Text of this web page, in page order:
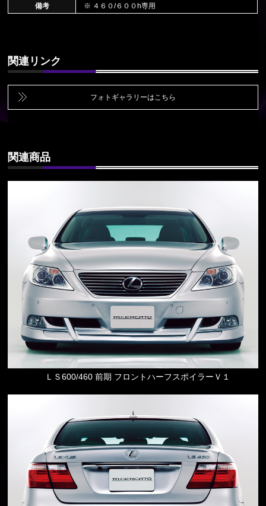
備考
※ ４６０/６００h専用
関連リンク
フォトギャラリーはこちら
関連商品
ＬＳ600/460 前期 フロントハーフスポイラーＶ１